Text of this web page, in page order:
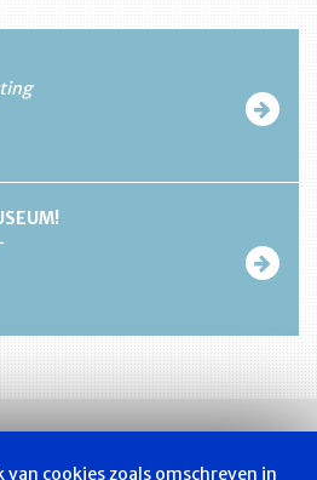
van cookies zoals omschreven in